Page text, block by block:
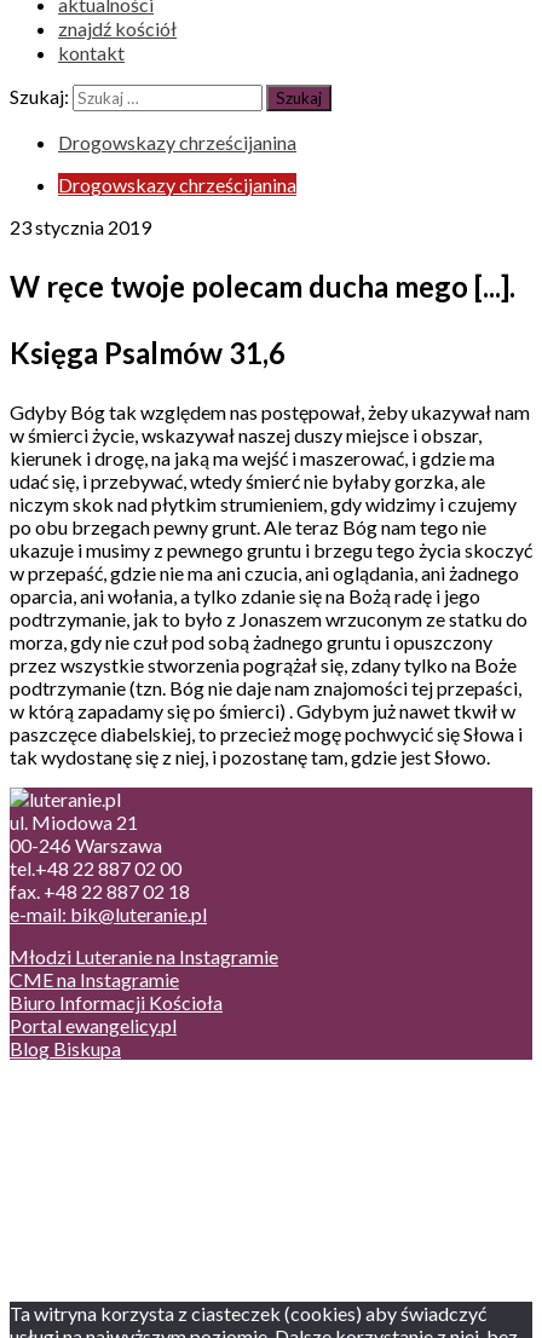
znajdź kościół
kontakt
Szukaj:
Drogowskazy chrześcijanina
Drogowskazy chrześcijanina
23 stycznia 2019
W ręce twoje polecam ducha mego [...].
Księga Psalmów 31,6
Gdyby Bóg tak względem nas postępował, żeby ukazywał nam
w śmierci życie, wskazywał naszej duszy miejsce i obszar,
kierunek i drogę, na jaką ma wejść i maszerować, i gdzie ma
udać się, i przebywać, wtedy śmierć nie byłaby gorzka, ale
niczym skok nad płytkim strumieniem, gdy widzimy i czujemy
po obu brzegach pewny grunt. Ale teraz Bóg nam tego nie
ukazuje i musimy z pewnego gruntu i brzegu tego życia skoczyć
w przepaść, gdzie nie ma ani czucia, ani oglądania, ani żadnego
oparcia, ani wołania, a tylko zdanie się na Bożą radę i jego
podtrzymanie, jak to było z Jonaszem wrzuconym ze statku do
morza, gdy nie czuł pod sobą żadnego gruntu i opuszczony
przez wszystkie stworzenia pogrążał się, zdany tylko na Boże
podtrzymanie (tzn. Bóg nie daje nam znajomości tej przepaści,
w którą zapadamy się po śmierci) . Gdybym już nawet tkwił w
paszczęce diabelskiej, to przecież mogę pochwycić się Słowa i
tak wydostanę się z niej, i pozostanę tam, gdzie jest Słowo.
ul. Miodowa 21
00-246 Warszawa
tel.+48 22 887 02 00
fax. +48 22 887 02 18
e-mail: bik@luteranie.pl
Młodzi Luteranie na Instagramie
CME na Instagramie
Biuro Informacji Kościoła
Portal ewangelicy.pl
Blog Biskupa
Ta witryna korzysta z ciasteczek (cookies) aby świadczyć